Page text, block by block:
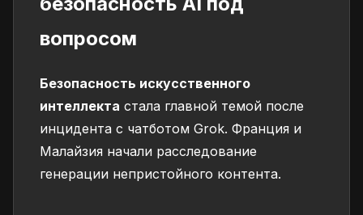
вопросом
Безопасность искусственного
интеллекта стала главной темой после
инцидента с чатботом Grok. Франция и
Малайзия начали расследование
генерации непристойного контента.